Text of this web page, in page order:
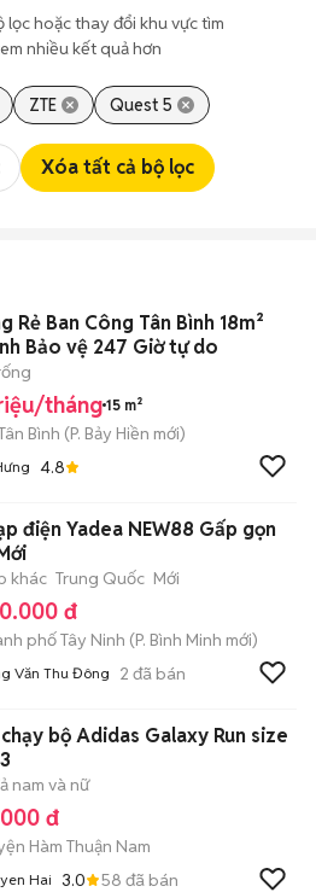
lọc hoặc thay đổi khu vực tìm
nhiều kết quả hơn
ZTE Quest 5
Xóa tất cả bộ lọc
Rẻ Ban Công Tân Bình 18m²
Bảo vệ 247 Giờ tự do
tháng 15 m²
Bình (P. Bảy Hiền mới)
4.8
điện Yadea NEW88 Gấp gọn
khác Trung Quốc Mới
đ
phố Tây Ninh (P. Bình Minh mới)
Văn Thu Đông 2 đã bán
bộ Adidas Galaxy Run size
nam và nữ
đ
Hàm Thuận Nam
Hai 3.0 58 đã bán